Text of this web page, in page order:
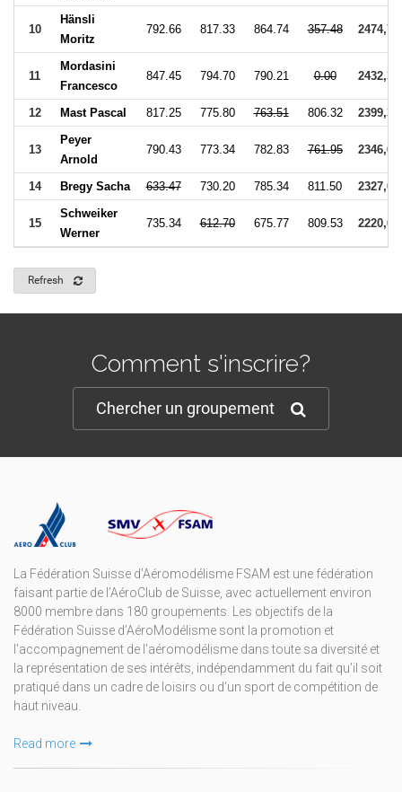
10
Hänsli
Moritz
792.66 817.33 864.74 357.48 2474,73
11
Mordasini
Francesco
847.45 794.70 790.21 0.00 2432,36
12 Mast Pascal 817.25 775.80 763.51 806.32 2399,37
13
Peyer
Arnold
790.43 773.34 782.83 761.95 2346,60
14 Bregy Sacha 633.47 730.20 785.34 811.50 2327,04
15
Schweiker
Werner
735.34 612.70 675.77 809.53 2220,64
Refresh
Comment s'inscrire?
Chercher un groupement
La Fédération Suisse d’Aéromodélisme FSAM est une fédération
faisant partie de l’AéroClub de Suisse, avec actuellement environ
8000 membre dans 180 groupements. Les objectifs de la
Fédération Suisse d’AéroModélisme sont la promotion et
l’accompagnement de l’aéromodélisme dans toute sa diversité et
la représentation de ses intérêts, indépendamment du fait qu’il soit
pratiqué dans un cadre de loisirs ou d’un sport de compétition de
haut niveau.
Read more